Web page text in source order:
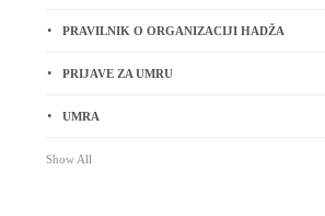
PRAVILNIK O ORGANIZACIJI HADŽA
PRIJAVE ZA UMRU
UMRA
Show All